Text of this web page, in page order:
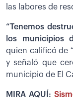
las labores de
“Tenemos
los municipios
quien calificó de
y señaló que
municipio de El
MIRA AQUÍ: